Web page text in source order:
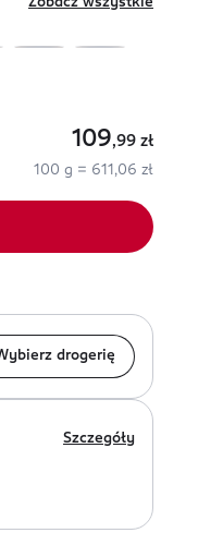
109,99 zł
100 g = 611,06 zł
drogerię
Szczegóły